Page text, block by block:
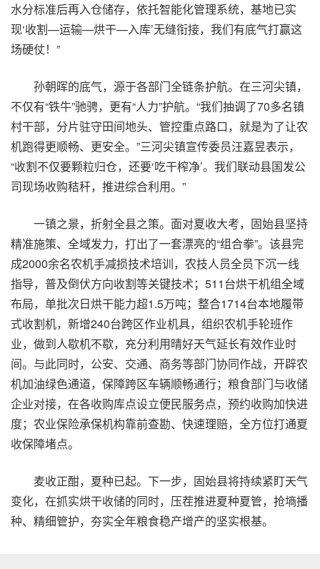
水分标准后再入仓储存，依托智能化管理系统，基地已实
现‘收割—运输—烘干—入库’无缝衔接，我们有底气打赢这
场硬仗！”
孙朝晖的底气，源于各部门全链条护航。在三河尖镇，
不仅有“铁牛”驰骋，更有“人力”护航。“我们抽调了70多名镇
村干部，分片驻守田间地头、管控重点路口，就是为了让农
机跑得更顺畅、更安全。”三河尖镇宣传委员汪嘉昱表示，
“收割不仅要颗粒归仓，还要‘吃干榨净’。我们联动县国发公
司现场收购秸秆，推进综合利用。”
一镇之景，折射全县之策。面对夏收大考，固始县坚持
精准施策、全域发力，打出了一套漂亮的“组合拳”。该县完
成2000余名农机手减损技术培训，农技人员全员下沉一线
指导，普及倒伏方向收割等关键技术；511台烘干机组全域
布局，单批次日烘干能力超1.5万吨；整合1714台本地履带
式收割机，新增240台跨区作业机具，组织农机手轮班作
业，做到人歇机不歇，充分利用晴好天气延长有效作业时
间。与此同时，公安、交通、商务等部门协同作战，开辟农
机加油绿色通道，保障跨区车辆顺畅通行；粮食部门与收储
企业对接，在各收购库点设立便民服务点，预约收购加快进
度；农业保险承保机构靠前查勘、快速理赔，全方位打通夏
收保障堵点。
麦收正酣，夏种已起。下一步，固始县将持续紧盯天气
变化，在抓实烘干收储的同时，压茬推进夏种夏管，抢墒播
种、精细管护，夯实全年粮食稳产增产的坚实根基。